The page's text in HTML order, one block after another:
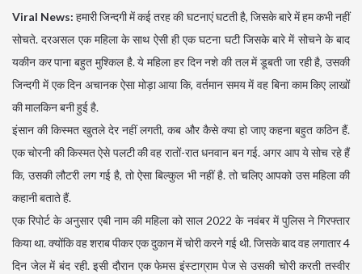
Viral News: हमारी जिन्दगी में कई तरह की घटनाएं घटती है, जिसके बारे में हम कभी नहीं
सोचते. दरअसल एक महिला के साथ ऐसी ही एक घटना घटी जिसके बारे में सोचने के बाद
यकीन कर पाना बहुत मुश्किल है. ये महिला हर दिन नशे की तल में डूबती जा रही है, उसकी
जिन्दगी में एक दिन अचानक ऐसा मोड़ा आया कि, वर्तमान समय में वह बिना काम किए लाखों
की मालकिन बनी हुई है.
इंसान की किस्मत खुतले देर नहीं लगती, कब और कैसे क्या हो जाए कहना बहुत कठिन हैं.
एक चोरनी की किस्मत ऐसे पलटी की वह रातों-रात धनवान बन गई. अगर आप ये सोच रहे हैं
कि, उसकी लौटरी लग गई है, तो ऐसा बिल्कुल भी नहीं है. तो चलिए आपको उस महिला की
कहानी बताते हैं.
एक रिपोर्ट के अनुसार एबी नाम की महिला को साल 2022 के नवंबर में पुलिस ने गिरफ्तार
किया था. क्योंकि वह शराब पीकर एक दुकान में चोरी करने गई थी. जिसके बाद वह लगातार 4
दिन जेल में बंद रही. इसी दौरान एक फेमस इंस्टाग्राम पेज से उसकी चोरी करती तस्वीर